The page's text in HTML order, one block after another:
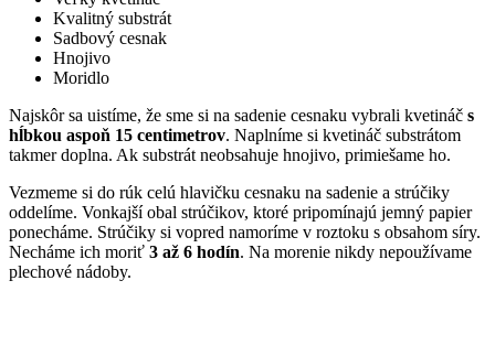
Kvalitný substrát
Sadbový cesnak
Hnojivo
Moridlo
Najskôr sa uistíme, že sme si na sadenie cesnaku vybrali kvetináč s
hĺbkou aspoň 15 centimetrov. Naplníme si kvetináč substrátom
takmer doplna. Ak substrát neobsahuje hnojivo, primiešame ho.
Vezmeme si do rúk celú hlavičku cesnaku na sadenie a strúčiky
oddelíme. Vonkajší obal strúčikov, ktoré pripomínajú jemný papier
ponecháme. Strúčiky si vopred namoríme v roztoku s obsahom síry.
Necháme ich moriť 3 až 6 hodín. Na morenie nikdy nepoužívame
plechové nádoby.